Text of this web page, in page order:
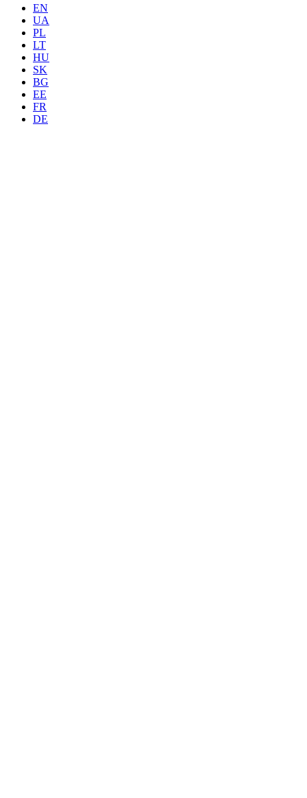
EN
UA
PL
LT
HU
SK
BG
EE
FR
DE